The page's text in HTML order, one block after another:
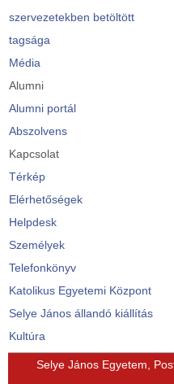
szervezetekben betöltött
tagsága
Média
Alumni
Alumni portál
Abszolvens
Kapcsolat
Térkép
Elérhetőségek
Helpdesk
Személyek
Telefonkönyv
Katolikus Egyetemi Központ
Selye János állandó kiállítás
Kultúra
© FreeJoomla! 3 Modules - by
Selye János Egyetem,